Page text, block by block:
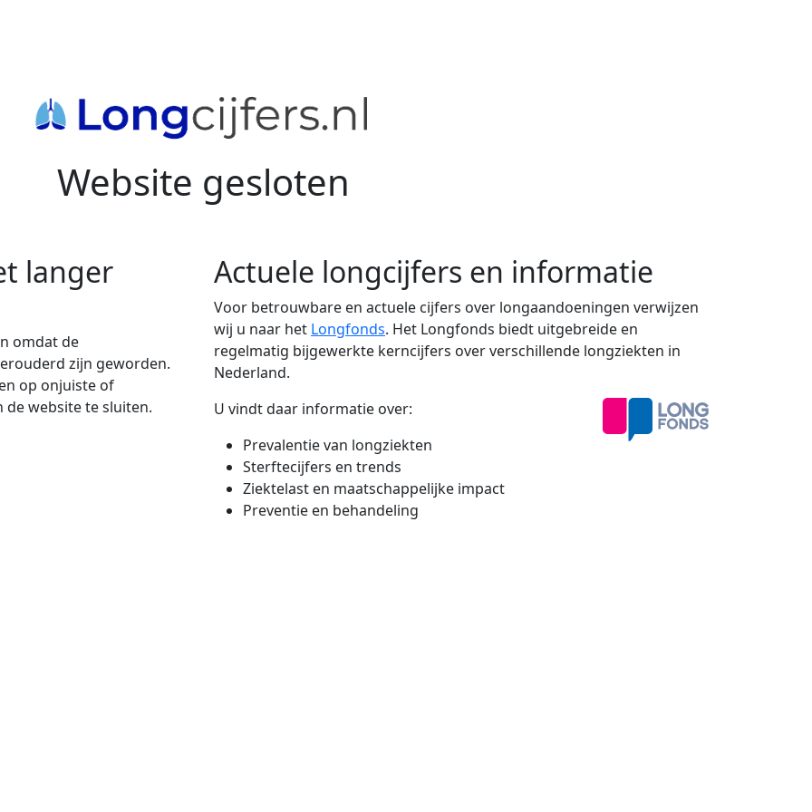
Website gesloten
langer
omdat de
zijn geworden.
op onjuiste of
de website te sluiten.
Actuele longcijfers en informatie
Voor betrouwbare en actuele cijfers over longaandoeningen verwijzen
wij u naar het Longfonds. Het Longfonds biedt uitgebreide en
regelmatig bijgewerkte kerncijfers over verschillende longziekten in
Nederland.
U vindt daar informatie over:
Prevalentie van longziekten
Sterftecijfers en trends
Ziektelast en maatschappelijke impact
Preventie en behandeling